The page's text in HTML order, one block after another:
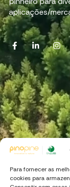
Para fornecer as
cookies para
aplicações/